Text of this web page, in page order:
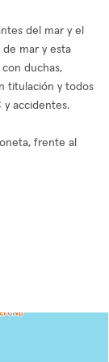
del mar y el
mar y esta
duchas,
titulación y todos
y accidentes.
frente al